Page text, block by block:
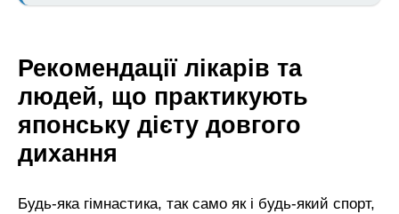
Рекомендації лікарів та
людей, що практикують
японську дієту довгого
дихання
Будь-яка гімнастика, так само як і будь-який спорт,